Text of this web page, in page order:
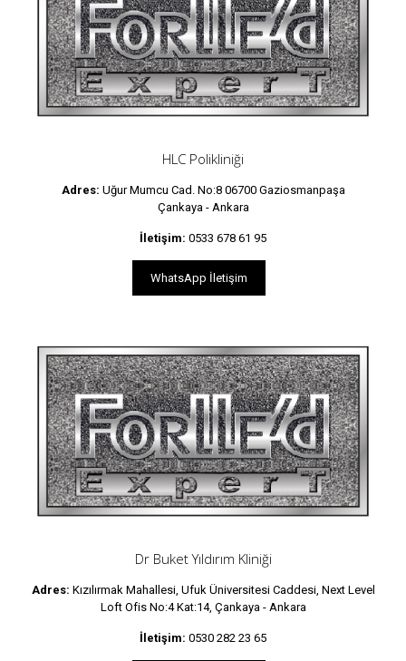
HLC Polikliniği
Adres: Uğur Mumcu Cad. No:8 06700 Gaziosmanpaşa
Çankaya - Ankara
İletişim: 0533 678 61 95
WhatsApp İletişim
Dr Buket Yıldırım Kliniği
Adres: Kızılırmak Mahallesi, Ufuk Üniversitesi Caddesi, Next Level
Loft Ofis No:4 Kat:14, Çankaya - Ankara
İletişim: 0530 282 23 65